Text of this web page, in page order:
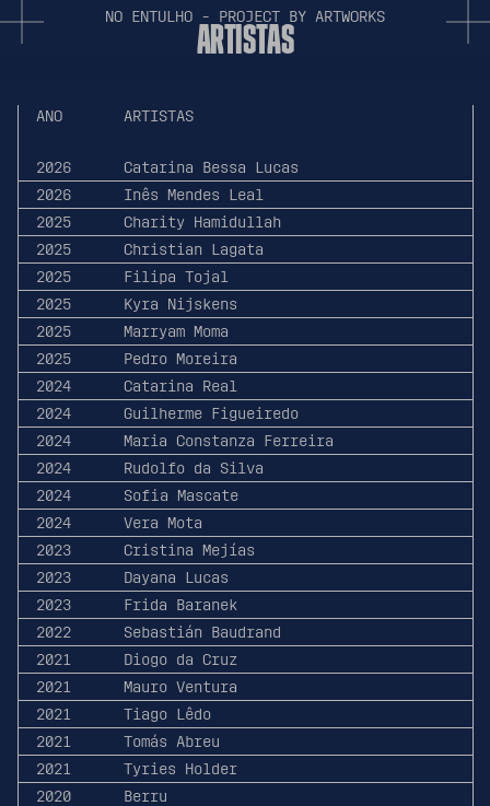
NO ENTUL HO - PROJECT BY ARTWORKS
ARTISTAS
ANO ARTISTAS
2026
Catarina Bessa Lucas
2026
Inês Mendes Leal
2025
Charity Hamidullah
2025
Christian Lagata
2025
Filipa Tojal
2025
Kyra Nijskens
2025
Marryam Moma
2025
Pedro Moreira
2024
Catarina Real
2024
Guilherme Figueiredo
2024
Maria Constanza Ferreira
2024
Rudolfo da Silva
2024
Sofia Mascate
2024
Vera Mota
2023
Cristina Mejías
2023
Dayana Lucas
2023
Frida Baranek
2022
Sebastián Baudrand
2021
Diogo da Cruz
2021
Mauro Ventura
2021
Tiago Lêdo
2021
Tomás Abreu
2021
Tyries Holder
2020
Berru